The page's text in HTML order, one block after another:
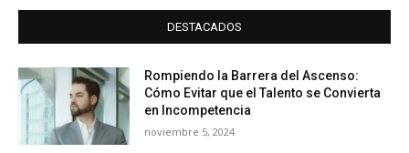
DESTACADOS
Rompiendo la Barrera del Ascenso:
Cómo Evitar que el Talento se Convierta
en Incompetencia
noviembre 5, 2024